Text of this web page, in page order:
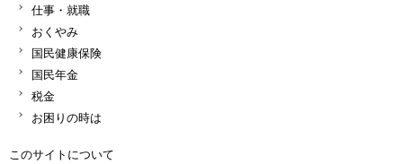
仕事・就職
おくやみ
国民健康保険
国民年金
税金
お困りの時は
このサイトについて